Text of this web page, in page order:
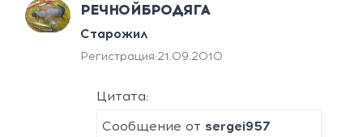
РЕЧНОЙБРОДЯГА
Старожил
Регистрация:21.09.2010
Цитата:
Сообщение от sergei957